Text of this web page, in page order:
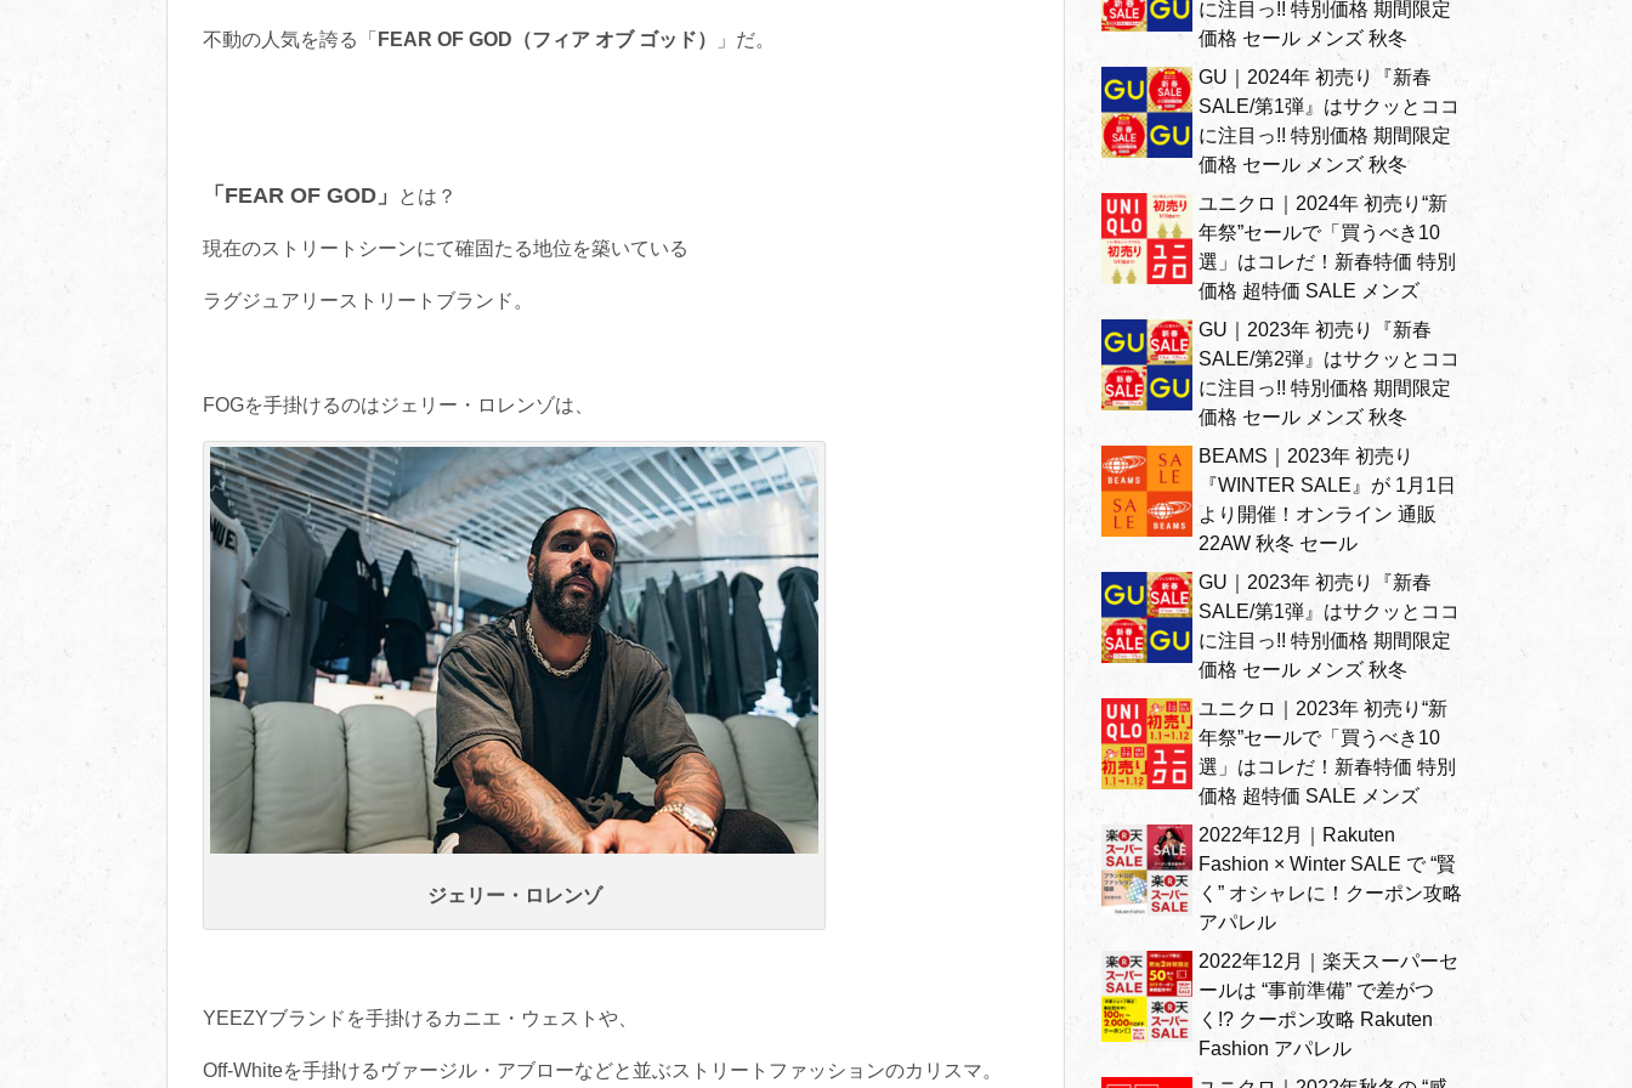
不動の人気を誇る「 FEAR OF GOD（フィア オブ ゴッド） 」だ。
「FEAR OF GOD」 とは？
現在のストリートシーンにて確固たる地位を築いている
ラグジュアリーストリートブランド。
FOGを手掛けるのはジェリー・ロレンゾは、
ジェリー・ロレンゾ
YEEZYブランドを手掛けるカニエ・ウェストや、
Off-Whiteを手掛けるヴァージル・アブローなどと並ぶストリートファッションのカリスマ。
に注目っ!! 特別価格 期間限定
価格 セール メンズ 秋冬
GU｜2024年 初売り『新春
SALE/第1弾』はサクッとココ
に注目っ!! 特別価格 期間限定
価格 セール メンズ 秋冬
ユニクロ｜2024年 初売り“新
年祭”セールで「買うべき10
選」はコレだ！新春特価 特別
価格 超特価 SALE メンズ
GU｜2023年 初売り『新春
SALE/第2弾』はサクッとココ
に注目っ!! 特別価格 期間限定
価格 セール メンズ 秋冬
BEAMS｜2023年 初売り
『WINTER SALE』が 1月1日
より開催！オンライン 通販
22AW 秋冬 セール
GU｜2023年 初売り『新春
SALE/第1弾』はサクッとココ
に注目っ!! 特別価格 期間限定
価格 セール メンズ 秋冬
ユニクロ｜2023年 初売り“新
年祭”セールで「買うべき10
選」はコレだ！新春特価 特別
価格 超特価 SALE メンズ
2022年12月｜Rakuten
Fashion × Winter SALE で “賢
く” オシャレに！クーポン攻略
アパレル
2022年12月｜楽天スーパーセ
ールは “事前準備” で差がつ
く!? クーポン攻略 Rakuten
Fashion アパレル